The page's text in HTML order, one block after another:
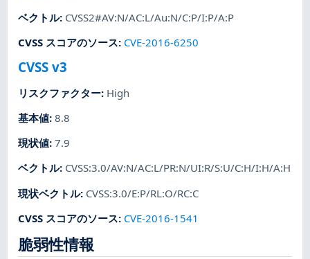
ベクトル: CVSS2#AV:N/AC:L/Au:N/C:P/I:P/A:P
CVSS スコアのソース: CVE-2016-6250
CVSS v3
リスクファクター: High
基本値:8.8
現状値:7.9
ベクトル: CVSS:3.0/AV:N/AC:L/PR:N/UI:R/S:U/C:H/I:H/A:H
現状ベクトル: CVSS:3.0/E:P/RL:O/RC:C
CVSS スコアのソース: CVE-2016-1541
脆弱性情報